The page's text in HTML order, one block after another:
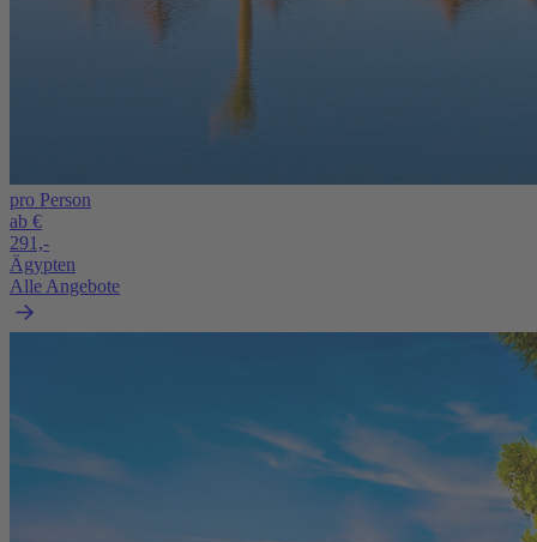
pro Person
ab €
291,-
Ägypten
Alle Angebote